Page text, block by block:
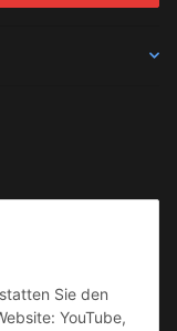
Sie den
YouTube,